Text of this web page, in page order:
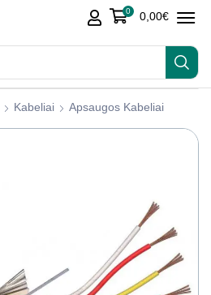
0 0,00€
Kabeliai Apsaugos Kabeliai